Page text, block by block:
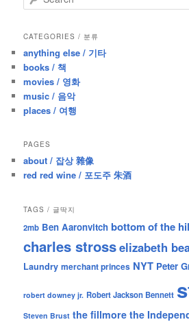
e
r
h
CATEGORIES / 분류
anything else / 기타
books / 책
movies / 영화
music / 음악
places / 여행
PAGES
about / 잡상 雜像
red red wine / 포도주 朱酒
TAGS / 글딱지
2mb Ben Aaronvitch bottom of the
charles strosselizabeth
Laundry merchant princes NYT Peter
robert downey jr. Robert Jackson Bennett
Steven Brust the fillmore the